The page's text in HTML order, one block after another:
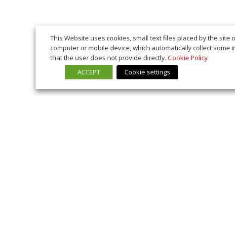
This Website uses cookies, small text files placed by the site
computer or mobile device, which automatically collect some
that the user does not provide directly. Cookie Policy
ACCEPT
Cookie settings